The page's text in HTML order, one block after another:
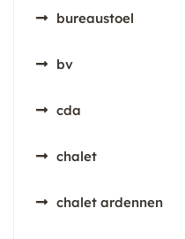
bureaustoel
bv
cda
chalet
chalet ardennen